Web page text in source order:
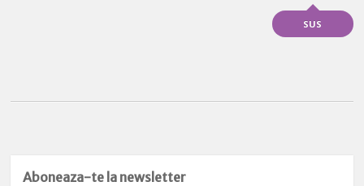
SUS
Aboneaza-te la newsletter